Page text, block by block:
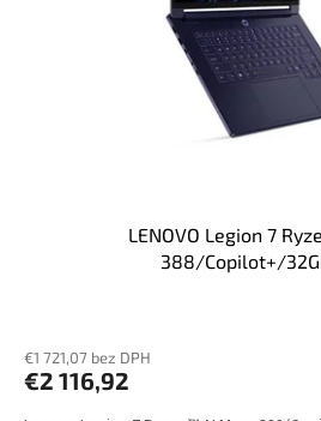
LENOVO Legion 7
388/Copilot+/
€1 721,07 bez DPH
€2 116,92